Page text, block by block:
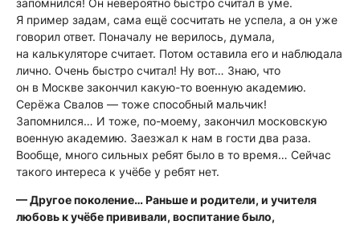
запомнился! Он невероятно быстро считал в уме.
Я пример задам, сама ещё сосчитать не успела, а он уже
говорил ответ. Поначалу не верилось, думала,
на калькуляторе считает. Потом оставила его и наблюдала
лично. Очень быстро считал! Ну вот… Знаю, что
он в Москве закончил какую-то военную академию.
Серёжа Свалов — тоже способный мальчик!
Запомнился… И тоже, по-моему, закончил московскую
военную академию. Заезжал к нам в гости два раза.
Вообще, много сильных ребят было в то время… Сейчас
такого интереса к учёбе у ребят нет.
— Другое поколение… Раньше и родители, и учителя
любовь к учёбе прививали, воспитание было,